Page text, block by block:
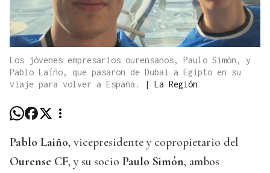
Los jóvenes empresarios ourensanos, Paulo Simón, y
Pablo Laíño, que pasaron de Dubai a Egipto en su
viaje para volver a España.
| La Región
Pablo Laiño, vicepresidente y copropietario del
Ourense CF, y su socio Paulo Simón, ambos